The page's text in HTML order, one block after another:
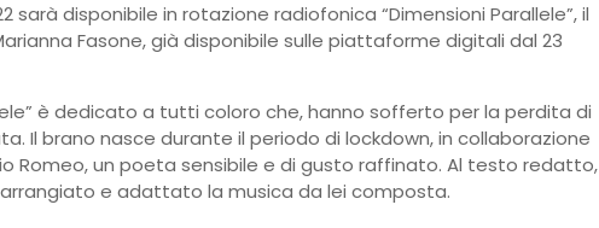
sarà disponibile in rotazione radiofonica “Dimensioni Parallele”, il
Fasone, già disponibile sulle piattaforme digitali dal 23
è dedicato a tutti coloro che, hanno sofferto per la perdita di
Il brano nasce durante il periodo di lockdown, in collaborazione
Romeo, un poeta sensibile e di gusto raffinato. Al testo redatto,
e adattato la musica da lei composta.